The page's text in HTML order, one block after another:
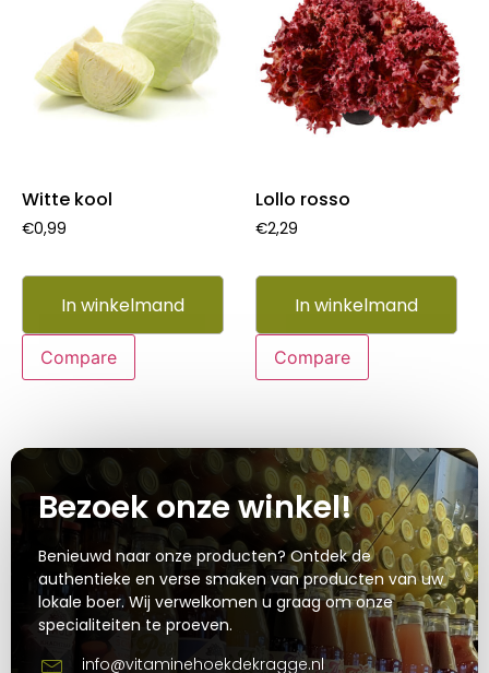
Witte kool
€0,99
In winkelmand
Compare
Lollo rosso
€2,29
In winkelmand
Compare
Bezoek onze winkel!
Benieuwd naar onze producten? Ontdek de
authentieke en verse smaken van producten van uw
lokale boer. Wij verwelkomen u graag om onze
specialiteiten te proeven.
info@vitaminehoekdekragge.nl